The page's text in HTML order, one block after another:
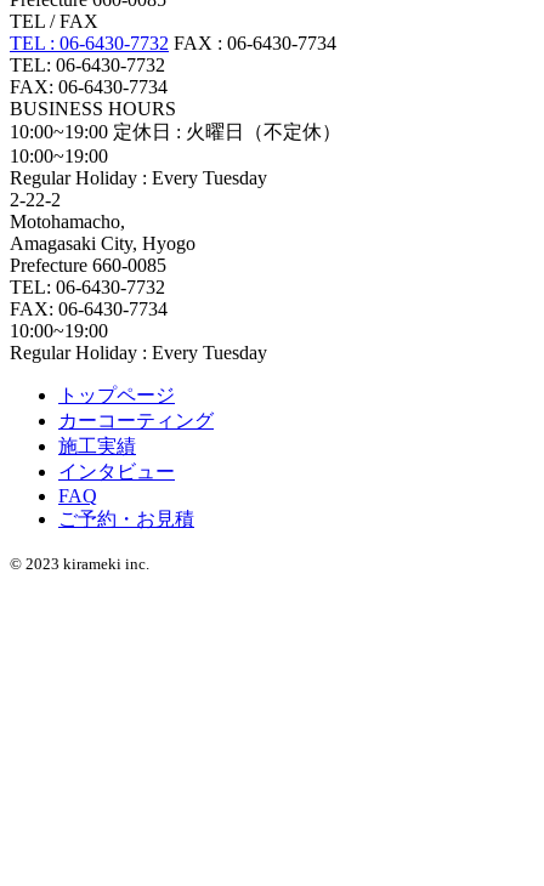
TEL / FAX
TEL : 06-6430-7732 FAX : 06-6430-7734
TEL: 06-6430-7732
FAX: 06-6430-7734
BUSINESS HOURS
10:00~19:00 定休日 : 火曜日（不定休）
10:00~19:00
Regular Holiday : Every Tuesday
2-22-2
Motohamacho,
Amagasaki City, Hyogo
Prefecture 660-0085
TEL: 06-6430-7732
FAX: 06-6430-7734
10:00~19:00
Regular Holiday : Every Tuesday
トップページ
カーコーティング
施工実績
インタビュー
FAQ
ご予約・お見積
© 2023 kirameki inc.